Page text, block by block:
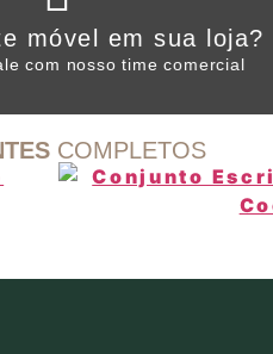
móvel em sua loja?
com nosso time comercial
ARTANY
Clique aqui
COMPLETOS